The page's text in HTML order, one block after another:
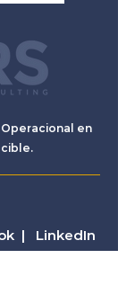
en
| LinkedIn